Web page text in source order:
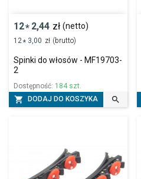
12* 2,44 zł (netto)
12 * 3,00 zł (brutto)
Spinki do włosów - MF19703-
2
Dostępność: 184 szt.
 DODAJ DO KOSZYKA 